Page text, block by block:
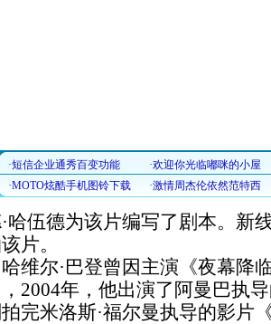
哈伍德为该片编写了剧本。新
片。
尔·巴登曾因主演《夜幕降临
2004年，他出演了阿曼巴执
拍完米洛斯·福尔曼执导的影片